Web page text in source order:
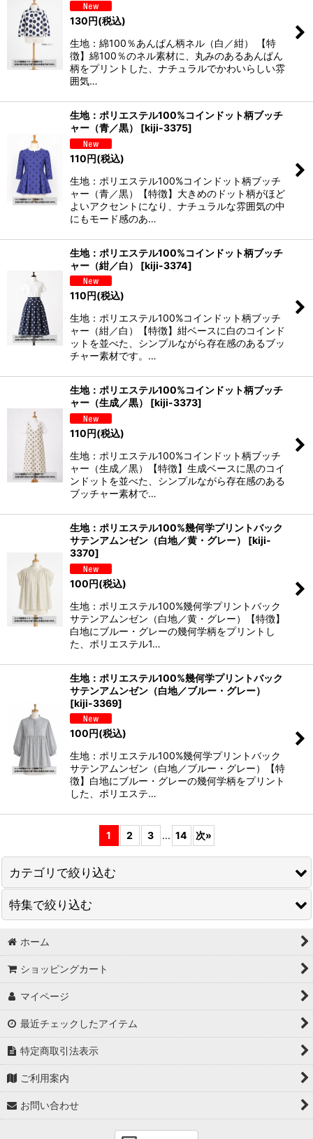
130円(税込)
生地：綿100％あんぱん柄ネル（白／紺） 【特
徴】綿100％のネル素材に、丸みのあるあんぱん
柄をプリントした、ナチュラルでかわいらしい雰
囲気…
生地：ポリエステル100%コインドット柄ブッチ
ャー（青／黒）
[kiji-3375]
110円(税込)
生地：ポリエステル100%コインドット柄ブッチ
ャー（青／黒）【特徴】大きめのドット柄がほど
よいアクセントになり、ナチュラルな雰囲気の中
にもモード感のあ…
生地：ポリエステル100%コインドット柄ブッチ
ャー（紺／白）
[kiji-3374]
110円(税込)
生地：ポリエステル100%コインドット柄ブッチ
ャー（紺／白）【特徴】紺ベースに白のコインド
ットを並べた、シンプルながら存在感のあるブッ
チャー素材です。…
生地：ポリエステル100%コインドット柄ブッチ
ャー（生成／黒）
[kiji-3373]
110円(税込)
生地：ポリエステル100%コインドット柄ブッチ
ャー（生成／黒）【特徴】生成ベースに黒のコイ
ンドットを並べた、シンプルながら存在感のある
ブッチャー素材で…
生地：ポリエステル100%幾何学プリントバック
サテンアムンゼン（白地／黄・グレー）
[kiji-
3370]
100円(税込)
生地：ポリエステル100%幾何学プリントバック
サテンアムンゼン（白地／黄・グレー）【特徴】
白地にブルー・グレーの幾何学柄をプリントし
た、ポリエステル1…
生地：ポリエステル100%幾何学プリントバック
サテンアムンゼン（白地／ブルー・グレー）
[kiji-3369]
100円(税込)
生地：ポリエステル100%幾何学プリントバック
サテンアムンゼン（白地／ブルー・グレー）【特
徴】白地にブルー・グレーの幾何学柄をプリント
した、ポリエステ…
1 2 3 ... 14 次»
カテゴリで絞り込む
生地
洋裁材料
個別対応
型紙
特集で絞り込む
ネットショップ先行発売
【水曜更新】超特価商品
生地すべて
コダマさんオススメ
ブラウスにオススメ
ホーム
ショッピングカート
マイページ
最近チェックしたアイテム
特定商取引法表示
ご利用案内
お問い合わせ